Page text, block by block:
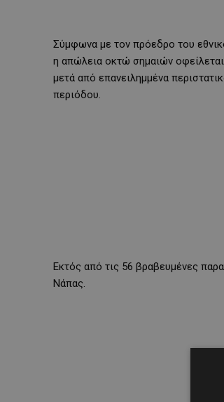
Σύμφωνα με τον πρόεδρο του
η απώλεια οκτώ σημαιών
μετά από επανειλημμένα
περιόδου.
Εκτός από τις 56 βραβευμένες
Νάπας.